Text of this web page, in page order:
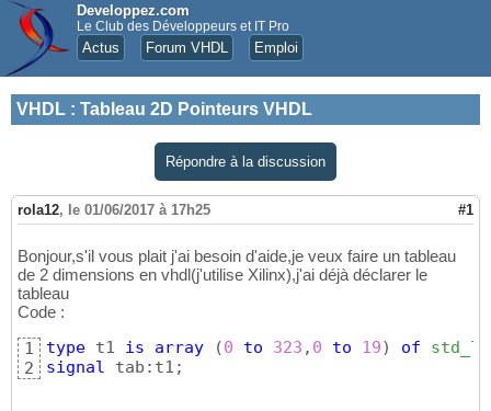
Developpez.com
Le Club des Développeurs et IT Pro
Actus Forum VHDL Emploi
VHDL : Tableau 2D Pointeurs VHDL
Répondre à la discussion
rola12, le 01/06/2017 à 17h25 #1
Bonjour,s'il vous plait j'ai besoin d'aide,je veux faire un tableau
de 2 dimensions en vhdl(j'utilise Xilinx),j'ai déjà déclarer le
tableau
Code :
1
2
type t1 is array (0 to 323 , 0 to 19) of
signal tab:t1;